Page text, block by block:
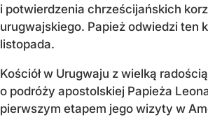
i potwierdzenia chrześcijańskich
urugwajskiego. Papież odwiedzi ten
listopada.
Kościół w Urugwaju z wielką
o podróży apostolskiej Papieża
pierwszym etapem jego wizyty w